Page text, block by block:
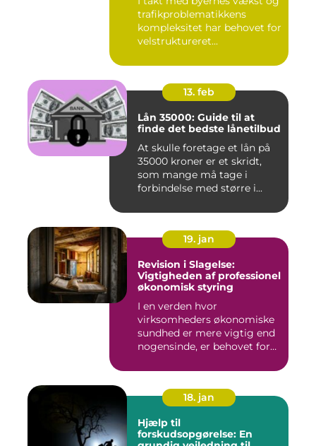
trafikproblematikkens
kompleksitet har behovet for
velstruktureret...
13. feb
Lån 35000: Guide til at
finde det bedste lånetilbud
At skulle foretage et lån på
35000 kroner er et skridt,
som mange må tage i
forbindelse med større i...
19. jan
Revision i Slagelse:
Vigtigheden af professionel
økonomisk styring
I en verden hvor
virksomheders økonomiske
sundhed er mere vigtig end
nogensinde, er behovet for
18. jan
Hjælp til
forskudsopgørelse: En